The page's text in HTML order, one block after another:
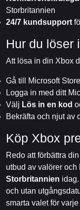
Storbritannien
24/7 kundsupport
Hur du löser
Att lösa in din Xbox
Gå till Microsoft
Logga in med ditt
Välj Lös in en kod
Bekräfta och njut av
Köp Xbox
Redo att förbättra
utbud av valörer och
Storbritannien
och utan
smarta valet för